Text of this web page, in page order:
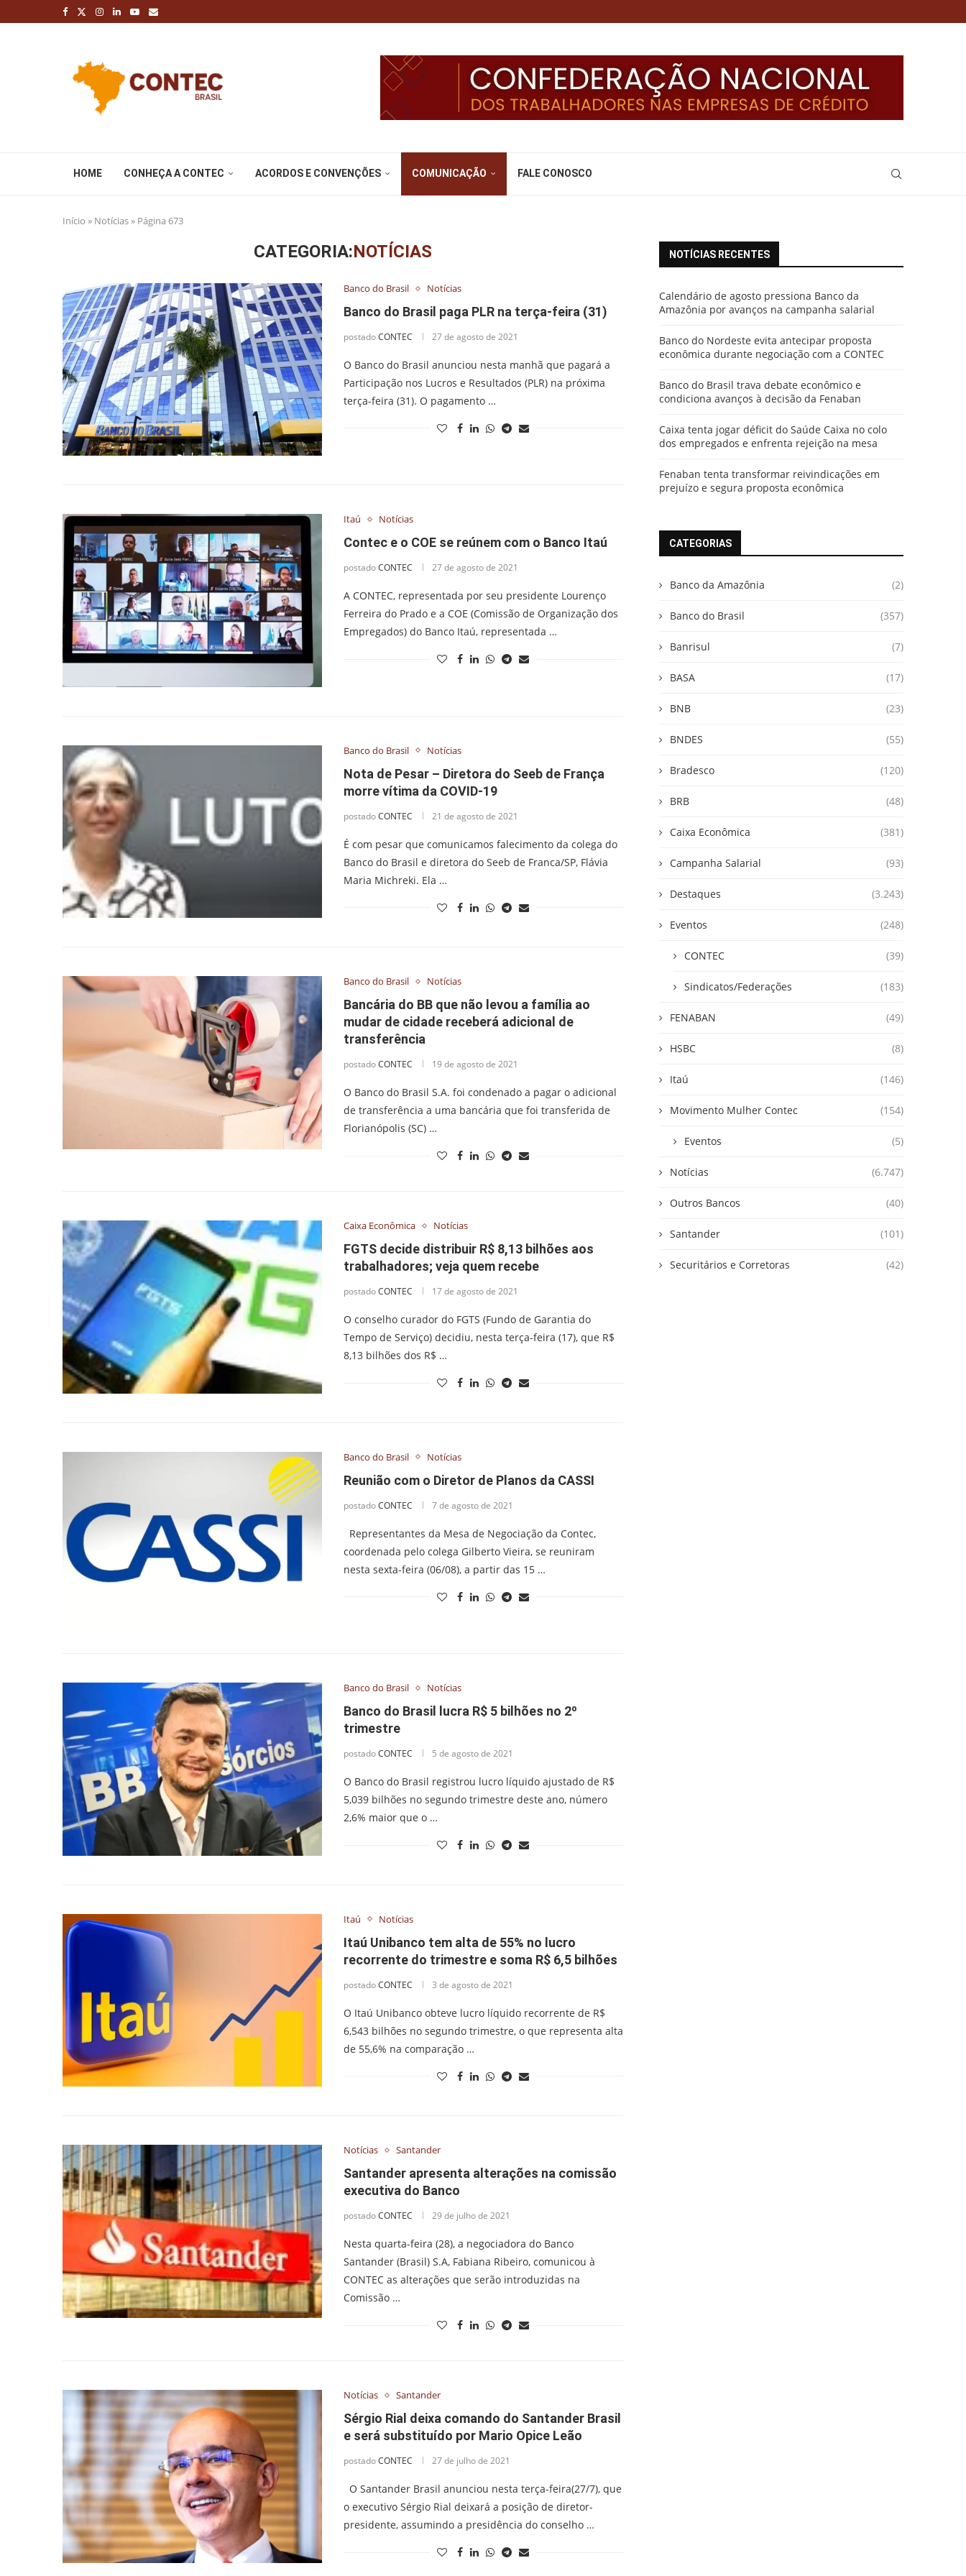
HOME CONHEÇA A CONTEC ACORDOS E CONVENÇÕES COMUNICAÇÃO FALE CONOSCO
Início » Notícias» Página 673
CATEGORIA:NOTÍCIAS
Banco do Brasil Notícias
Banco do Brasil paga PLR na terça-feira (31)
postadoCONTEC 27 de agosto de 2021
O Banco do Brasil anunciou nesta manhã que pagará a
Participação nos Lucros e Resultados (PLR) na próxima
terça-feira (31). O pagamento …
Itaú Notícias
Contec e o COE se reúnem com o Banco Itaú
postadoCONTEC 27 de agosto de 2021
A CONTEC, representada por seu presidente Lourenço
Ferreira do Prado e a COE (Comissão de Organização dos
Empregados) do Banco Itaú, representada …
Banco do Brasil Notícias
Nota de Pesar – Diretora do Seeb de França
morre vítima da COVID-19
postadoCONTEC 21 de agosto de 2021
É com pesar que comunicamos falecimento da colega do
Banco do Brasil e diretora do Seeb de Franca/SP, Flávia
Maria Michreki. Ela …
Banco do Brasil Notícias
Bancária do BB que não levou a família ao
mudar de cidade receberá adicional de
transferência
postadoCONTEC 19 de agosto de 2021
O Banco do Brasil S.A. foi condenado a pagar o adicional
de transferência a uma bancária que foi transferida de
Florianópolis (SC) …
Caixa Econômica Notícias
FGTS decide distribuir R$ 8,13 bilhões aos
trabalhadores; veja quem recebe
postadoCONTEC 17 de agosto de 2021
O conselho curador do FGTS (Fundo de Garantia do
Tempo de Serviço) decidiu, nesta terça-feira (17), que R$
8,13 bilhões dos R$ …
Banco do Brasil Notícias
Reunião com o Diretor de Planos da CASSI
postadoCONTEC 7 de agosto de 2021
Representantes da Mesa de Negociação da Contec,
coordenada pelo colega Gilberto Vieira, se reuniram
nesta sexta-feira (06/08), a partir das 15 …
Banco do Brasil Notícias
Banco do Brasil lucra R$ 5 bilhões no 2º
trimestre
postadoCONTEC 5 de agosto de 2021
O Banco do Brasil registrou lucro líquido ajustado de R$
5,039 bilhões no segundo trimestre deste ano, número
2,6% maior que o …
Itaú Notícias
Itaú Unibanco tem alta de 55% no lucro
recorrente do trimestre e soma R$ 6,5 bilhões
postadoCONTEC 3 de agosto de 2021
O Itaú Unibanco obteve lucro líquido recorrente de R$
6,543 bilhões no segundo trimestre, o que representa alta
de 55,6% na comparação …
Notícias Santander
Santander apresenta alterações na comissão
executiva do Banco
postadoCONTEC 29 de julho de 2021
Nesta quarta-feira (28), a negociadora do Banco
Santander (Brasil) S.A, Fabiana Ribeiro, comunicou à
CONTEC as alterações que serão introduzidas na
Comissão …
Notícias Santander
Sérgio Rial deixa comando do Santander Brasil
e será substituído por Mario Opice Leão
postadoCONTEC 27 de julho de 2021
O Santander Brasil anunciou nesta terça-feira(27/7), que
o executivo Sérgio Rial deixará a posição de diretor-
presidente, assumindo a presidência do conselho …
NOTÍCIAS RECENTES
Calendário de agosto pressiona Banco da
Amazônia por avanços na campanha salarial
Banco do Nordeste evita antecipar proposta
econômica durante negociação com a CONTEC
Banco do Brasil trava debate econômico e
condiciona avanços à decisão da Fenaban
Caixa tenta jogar déficit do Saúde Caixa no colo
dos empregados e enfrenta rejeição na mesa
Fenaban tenta transformar reivindicações em
prejuízo e segura proposta econômica
CATEGORIAS
Banco da Amazônia (2)
Banco do Brasil (357)
Banrisul (7)
BASA (17)
BNB (23)
BNDES (55)
Bradesco (120)
BRB (48)
Caixa Econômica (381)
Campanha Salarial (93)
Destaques (3.243)
Eventos (248)
CONTEC (39)
Sindicatos/Federações (183)
FENABAN (49)
HSBC (8)
Itaú (146)
Movimento Mulher Contec (154)
Eventos (5)
Notícias (6.747)
Outros Bancos (40)
Santander (101)
Securitários e Corretoras (42)